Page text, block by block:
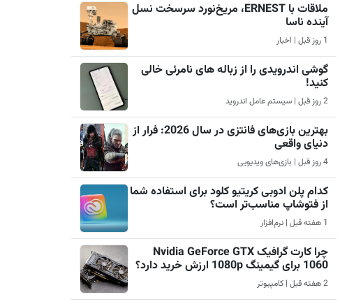
ملاقات با ERNEST، مریخ‌نورد سرسخت نسل
آینده ناسا
1 روز قبل | اخبار
گوشی اندرویدی را از زباله های نامرئی خالی
کنید!
2 روز قبل | سیستم عامل اندروید
بهترین بازی‌های فانتزی در سال 2026: فرار از
دنیای واقعی
4 روز قبل | بازی‌های ویدیویی
کدام پلن ادوبی کریتیو کلود برای استفاده شما
از فتوشاپ مناسب‌تر است؟
1 هفته قبل | نرم‌افزار
چرا کارت گرافیک Nvidia GeForce GTX
1060 برای گیمینگ 1080p ارزش خرید دارد؟
2 هفته قبل | کامپیوتر